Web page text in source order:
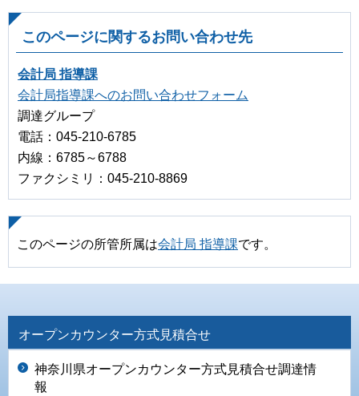
このページに関するお問い合わせ先
会計局 指導課
会計局指導課へのお問い合わせフォーム
調達グループ
電話：045-210-6785
内線：6785～6788
ファクシミリ：045-210-8869
このページの所管所属は会計局 指導課です。
オープンカウンター方式見積合せ
神奈川県オープンカウンター方式見積合せ調達情
報